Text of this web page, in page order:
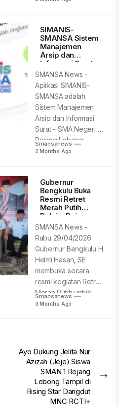
SIMANIS-
SMANSA Sistem
Manajemen
Arsip dan
Informasi Surat,
Menuju Smart
School – Edugital
SMANSA News -
Aplikasi SIMANIS-
SMANSA adalah
Sistem Manajemen
Arsip dan Informasi
Surat - SMA Negeri 1
Rejang Lebong,
aplikasi Digitalisasi...
Smansanews
2 Months Ago
Gubernur
Bengkulu Buka
Resmi Retret
Merah Putih
Pelajar Rejang
Lebong
SMANSA News -
Rabu 29/04/2026
Gubernur Bengkulu H.
Helmi Hasan, SE
membuka secara
resmi kegiatan Retret
Merah Putih untuk
pelajar...
Smansanews
3 Months Ago
Ayo Dukung Jelita Nur
Azizah (Jeje) Siswa
SMAN 1 Rejang
Lebong Tampil di
Rising Star Dangdut
MNC RCTI+